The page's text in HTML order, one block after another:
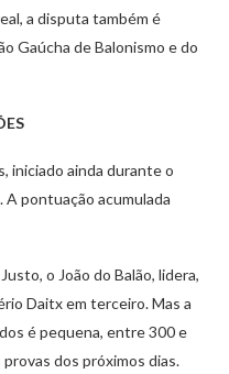
a disputa também é
Gaúcha de Balonismo e do
iniciado ainda durante o
pontuação acumulada
o João do Balão, lidera,
Daitx em terceiro. Mas a
é pequena, entre 300 e
dos próximos dias.